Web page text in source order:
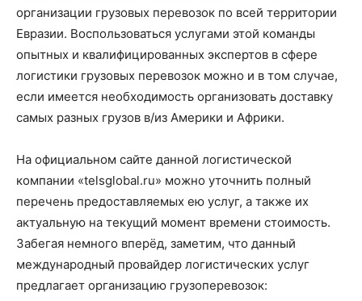
организации грузовых перевозок по всей территории
Евразии. Воспользоваться услугами этой команды
опытных и квалифицированных экспертов в сфере
логистики грузовых перевозок можно и в том случае,
если имеется необходимость организовать доставку
самых разных грузов в/из Америки и Африки.
На официальном сайте данной логистической
компании «telsglobal.ru» можно уточнить полный
перечень предоставляемых ею услуг, а также их
актуальную на текущий момент времени стоимость.
Забегая немного вперёд, заметим, что данный
международный провайдер логистических услуг
предлагает организацию грузоперевозок: